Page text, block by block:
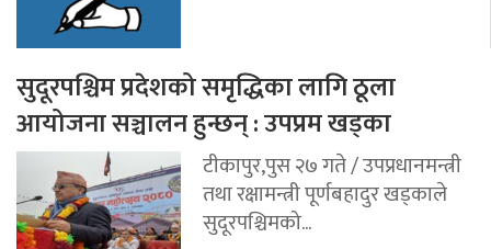
सुदूरपश्चिम प्रदेशको समृद्धिका लागि ठूला
आयोजना सञ्चालन हुन्छन् : उपप्रम खड्का
टीकापुर,पुस २७ गते / उपप्रधानमन्त्री
तथा रक्षामन्त्री पूर्णबहादुर खड्काले
सुदूरपश्चिमको...